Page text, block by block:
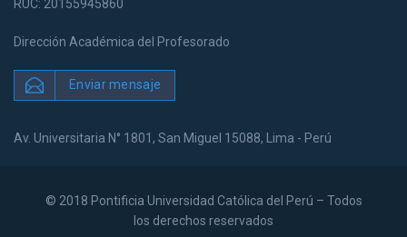
RUC: 20155945860
Dirección Académica del Profesorado
Enviar mensaje
Av. Universitaria N° 1801, San Miguel 15088, Lima - Perú
© 2018 Pontificia Universidad Católica del Perú – Todos
los derechos reservados